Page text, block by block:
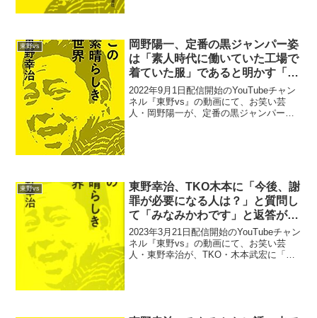
東野vs
岡野陽一、定番の黒ジャンパー姿
は「素人時代に働いていた工場で
着ていた服」であると明かす「本
当に現場で着てた服」
2022年9月1日配信開始のYouTubeチャン
ネル『東野vs』の動画にて、お笑い芸
人・岡野陽一が、定番の黒ジャンパー姿
東野vs
東野幸治、TKO木本に「今後、謝
罪が必要になる人は？」と質問し
て「みなみかわです」と返答があ
ったことで内心「誰が言うとんね
ん」とツッコんでいたと告白
2023年3月21日配信開始のYouTubeチャン
ネル『東野vs』の動画にて、お笑い芸
人・東野幸治が、TKO・木本武宏に「今